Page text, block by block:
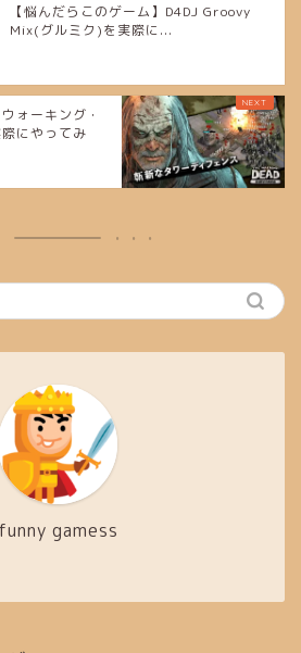
【悩んだらこのゲーム】D4DJ Groovy
Mix(グルミク)を実際に...
ォーキング・
にやってみ
funny gamess